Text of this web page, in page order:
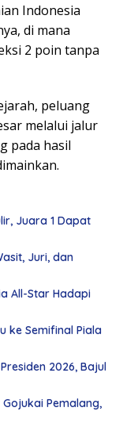
Indonesia
di mana
2 poin tanpa
peluang
melalui jalur
pada hasil
Juara 1 Dapat
Juri, dan
All-Star Hadapi
ke Semifinal Piala
2026, Bajul
Pemalang,